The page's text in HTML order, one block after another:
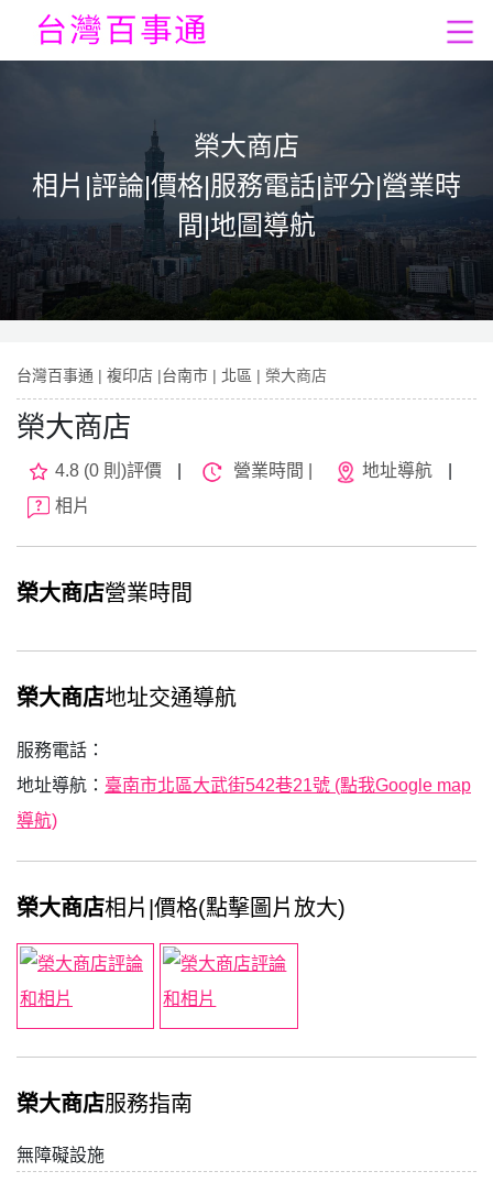
榮大商店
相片|評論|價格|服務電話|評分|營業時
間|地圖導航
台灣百事通 | 複印店 |台南市 | 北區 | 榮大商店
榮大商店
4.8 (0 則)評價 營業時間 | 地址導航
相片
榮大商店營業時間
榮大商店地址交通導航
服務電話：
地址導航： 臺南市北區大武街542巷21號 (點我Google map
導航)
榮大商店相片|價格(點擊圖片放大)
榮大商店服務指南
無障礙設施